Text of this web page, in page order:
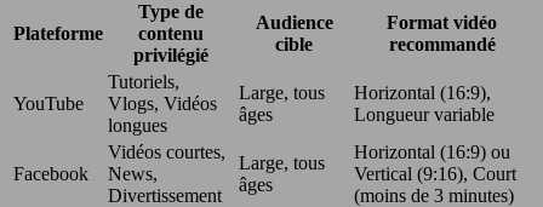
Plateforme
Type de
contenu
privilégié
Audience
cible
Format vidéo
recommandé
YouTube
Tutoriels,
Vlogs, Vidéos
longues
Large, tous
âges
Horizontal (16:9),
Longueur variable
Facebook
Vidéos courtes,
News,
Divertissement
Large, tous
âges
Horizontal (16:9) ou
Vertical (9:16), Court
(moins de 3 minutes)